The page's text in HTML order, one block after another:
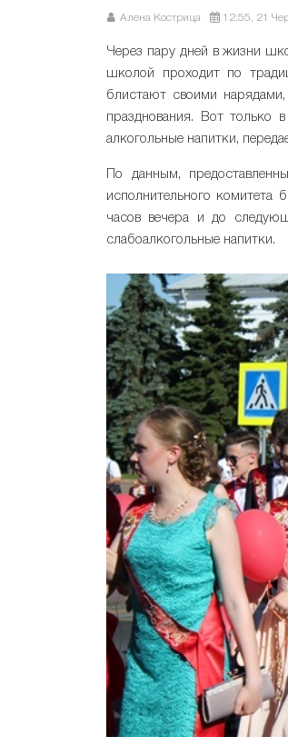
Алена Кострица 12:55, 21
Через пару дней в жизни
школой проходит по
блистают своими
празднования. Вот только
алкогольные напитки,
По данным,
исполнительного
часов вечера и до
слабоалкогольные напитки.